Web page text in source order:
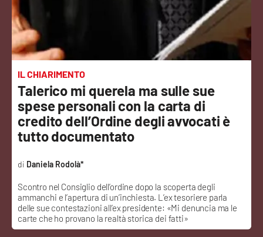
Sport
Cultura
Podcast
Meteo
Editoriali
Ambiente
Cronaca
IL CHIARIMENTO
Talerico mi querela ma sulle sue
spese personali con la carta di
credito dell’Ordine degli avvocati è
tutto documentato
Scontro nel Consiglio dell’ordine dopo la scoperta degli
ammanchi e l’apertura di un’inchiesta. L’ex tesoriere parla
delle sue contestazioni all’ex presidente: «Mi denuncia ma le
carte che ho provano la realtà storica dei fatti»
Daniela Rodolà*